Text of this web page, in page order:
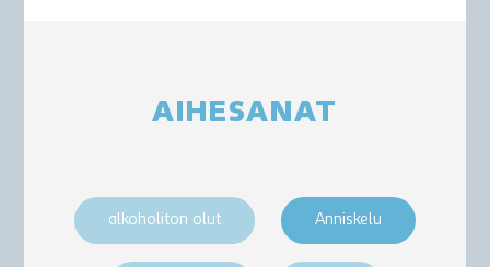
AIHESANAT
alkoholiton olut Anniskelu